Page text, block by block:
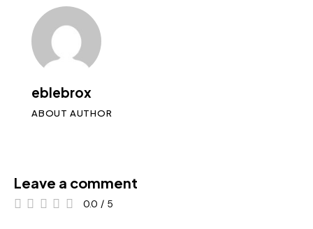
eblebrox
ABOUT AUTHOR
Leave a comment
0.0 / 5